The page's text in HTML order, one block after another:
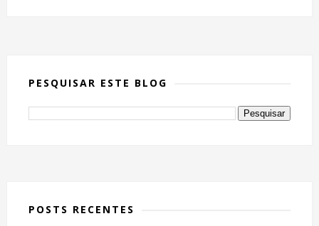
PESQUISAR ESTE BLOG
POSTS RECENTES